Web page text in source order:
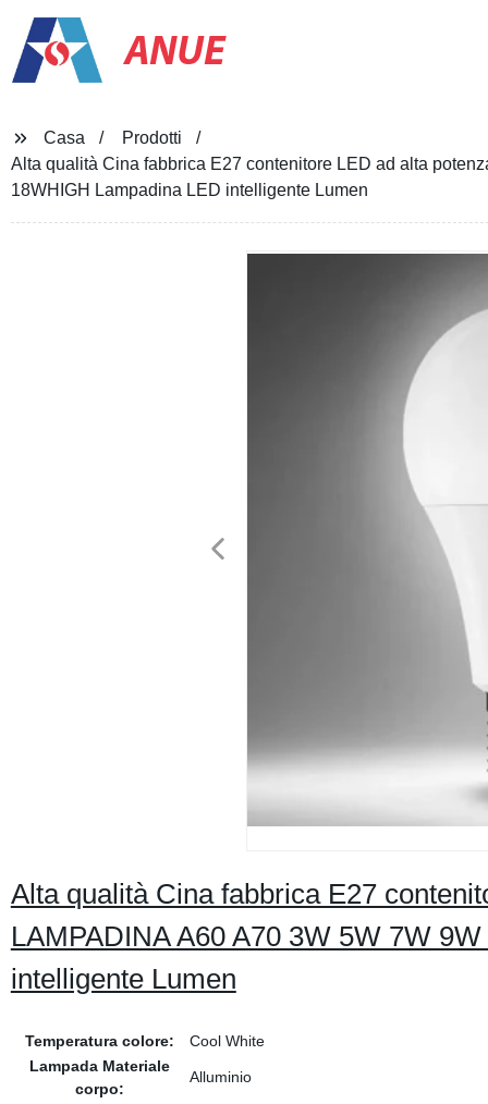
ANUE
Casa
Prodotti
Alta qualità Cina fabbrica E27 contenitore LED ad alta
18WHIGH Lampadina LED intelligente Lumen
Alta qualità Cina fabbrica E27
LAMPADINA A60 A70 3W 5W 7W
intelligente Lumen
Temperatura colore:
Cool White
Lampada Materiale
corpo:
Alluminio